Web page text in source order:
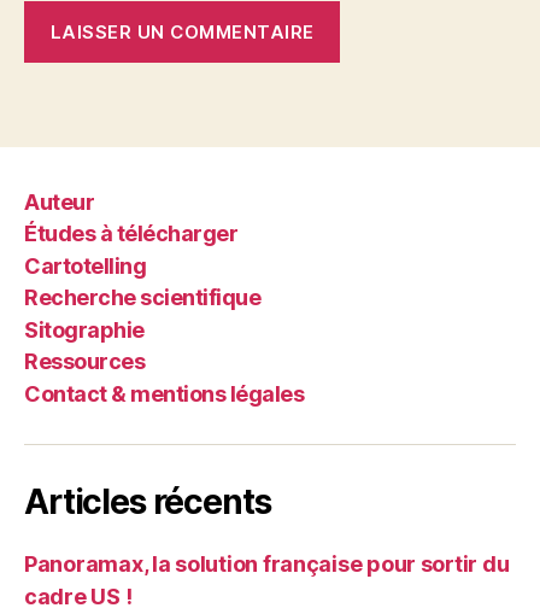
Auteur
Études à télécharger
Cartotelling
Recherche scientifique
Sitographie
Ressources
Contact & mentions légales
Articles récents
Panoramax, la solution française pour sortir du
cadre US !